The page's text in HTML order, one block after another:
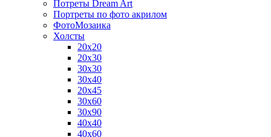
Потреты Dream Art
Портреты по фото акрилом
ФотоМозаика
Холсты
20х20
20х30
30х30
30х40
20х45
30х60
30х90
40х40
40х60